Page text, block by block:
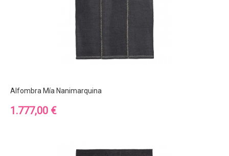
Alfombra Mía Nanimarquina
Precio
1.777,00 €